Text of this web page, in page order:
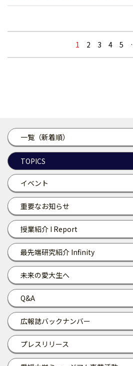
一覧（新着順）
TOPICS
イベント
重要なお知らせ
授業紹介 I Report
最先端研究紹介 Infinity
未来の愛大生へ
Q&A
広報誌バックナンバー
プレスリリース
1 2 3 4 5